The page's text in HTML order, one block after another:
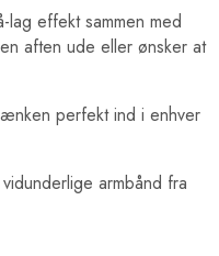
effekt sammen med
aften ude eller ønsker at
perfekt ind i enhver
armbånd fra